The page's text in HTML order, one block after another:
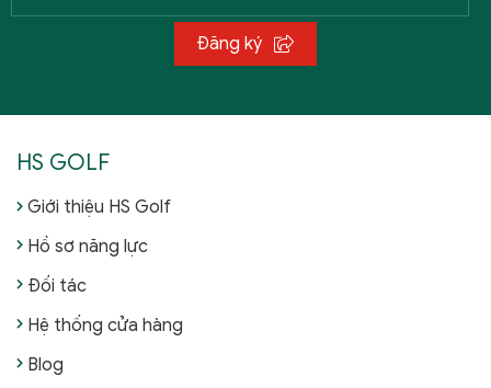
Đăng ký
HS GOLF
Giới thiệu HS Golf
Hồ sơ năng lực
Đối tác
Hệ thống cửa hàng
Blog